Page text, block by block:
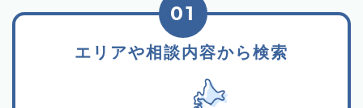
エリアや相談内容から検索
01